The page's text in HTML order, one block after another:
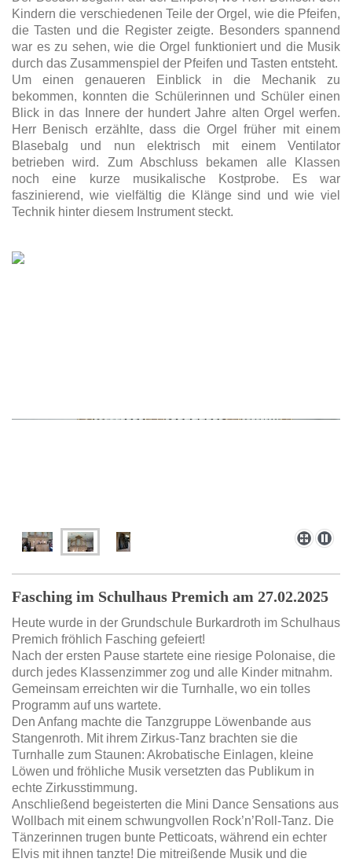
Kindern die verschiedenen Teile der Orgel, wie die Pfeifen,
die Tasten und die Register zeigte. Besonders spannend
war es zu sehen, wie die Orgel funktioniert und die Musik
durch das Zusammenspiel der Pfeifen und Tasten entsteht.
Um einen genaueren Einblick in die Mechanik zu
bekommen, konnten die Schülerinnen und Schüler einen
Blick in das Innere der hundert Jahre alten Orgel werfen.
Herr Benisch erzählte, dass die Orgel früher mit einem
Blasebalg und nun elektrisch mit einem Ventilator
betrieben wird. Zum Abschluss bekamen alle Klassen
noch eine kurze musikalische Kostprobe. Es war
faszinierend, wie vielfältig die Klänge sind und wie viel
Technik hinter diesem Instrument steckt.
Fasching im Schulhaus Premich am 27.02.2025
Heute wurde in der Grundschule Burkardroth im Schulhaus
Premich fröhlich Fasching gefeiert!
Nach der ersten Pause startete eine riesige Polonaise, die
durch jedes Klassenzimmer zog und alle Kinder mitnahm.
Gemeinsam erreichten wir die Turnhalle, wo ein tolles
Programm auf uns wartete.
Den Anfang machte die Tanzgruppe Löwenbande aus
Stangenroth. Mit ihrem Zirkus-Tanz brachten sie die
Turnhalle zum Staunen: Akrobatische Einlagen, kleine
Löwen und fröhliche Musik versetzten das Publikum in
echte Zirkusstimmung.
Anschließend begeisterten die Mini Dance Sensations aus
Wollbach mit einem schwungvollen Rock’n’Roll-Tanz. Die
Tänzerinnen trugen bunte Petticoats, während ein echter
Elvis mit ihnen tanzte! Die mitreißende Musik und die